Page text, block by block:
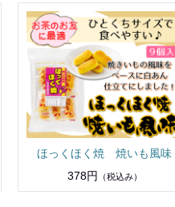
ほっくほく焼 焼いも風味
378円
（税込み）